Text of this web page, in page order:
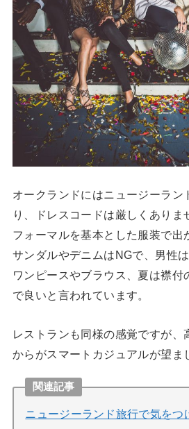
オークランドにはニュージーラン
り、ドレスコードは厳しくありま
フォーマルを基本とした服装で出
サンダルやデニムはNGで、男性
ワンピースやブラウス、夏は襟付
で良いと言われています。
レストランも同様の感覚ですが、
からがスマートカジュアルが望ま
関連記事
ニュージーランド旅行で気をつ